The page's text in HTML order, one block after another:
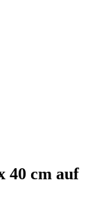
40 cm auf